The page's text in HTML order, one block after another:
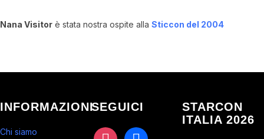
Nana Visitor è stata nostra ospite alla Sticcon del 2004
INFORMAZIONI
Chi siamo
SEGUICI
instagramfacebook
STARCON
ITALIA 2026